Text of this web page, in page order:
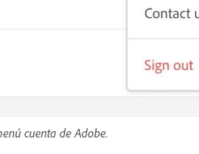
cuenta de Adobe.